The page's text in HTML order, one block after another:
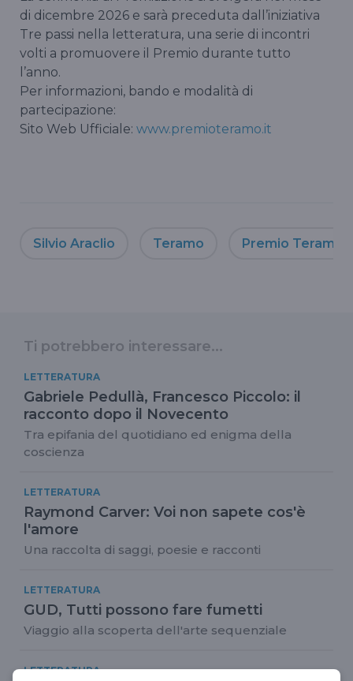
di dicembre 2026 e sarà preceduta dall’iniziativa
Tre passi nella letteratura, una serie di incontri
volti a promuovere il Premio durante tutto
l’anno.
Per informazioni, bando e modalità di
partecipazione:
Sito Web Ufficiale: www.premioteramo.it
Silvio Araclio Teramo Premio Teramo
Ti potrebbero interessare...
LETTERATURA
Gabriele Pedullà, Francesco Piccolo: il
racconto dopo il Novecento
Tra epifania del quotidiano ed enigma della
coscienza
LETTERATURA
Raymond Carver: Voi non sapete cos'è
l'amore
Una raccolta di saggi, poesie e racconti
LETTERATURA
GUD, Tutti possono fare fumetti
Viaggio alla scoperta dell'arte sequenziale
LETTERATURA